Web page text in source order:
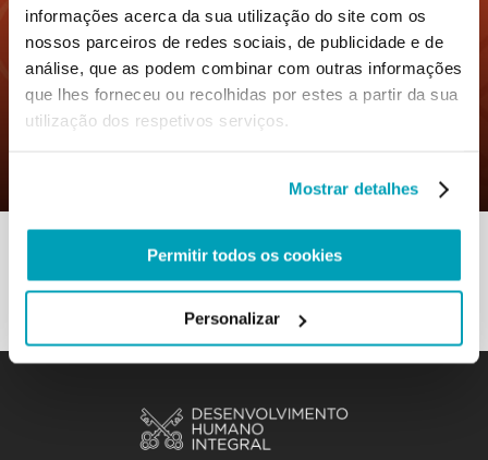
informações acerca da sua utilização do site com os
nossos parceiros de redes sociais, de publicidade e de
análise, que as podem combinar com outras informações
que lhes forneceu ou recolhidas por estes a partir da sua
utilização dos respetivos serviços.
Mostrar detalhes
Permitir todos os cookies
Personalizar
7 Novembro 2019| ByMr_admin | 0
Comments
|
Boa pratica – Trata-se da pessoa toda